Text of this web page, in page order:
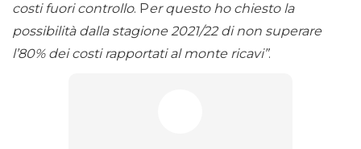
costi fuori controllo. Per questo ho chiesto la
possibilità dalla stagione 2021/22 di non superare
l’80% dei costi rapportati al monte ricavi”.